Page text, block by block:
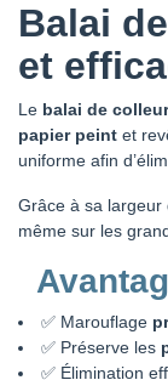
Balai
et
Le balai de
papier peint et
uniforme afin
Grâce à sa largeur
même sur les
✅ Marouflage
✅ Préserve les
✅ Élimination